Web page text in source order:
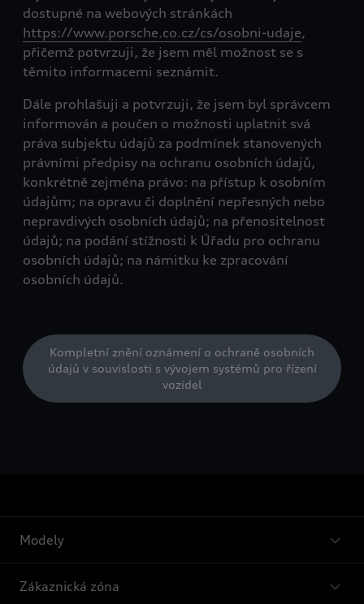
dostupné na webových stránkách
https://www.porsche.co.cz/cs/osobni-udaje,
přičemž potvrzuji, že jsem měl možnost se s
těmito informacemi seznámit.
Dále prohlašuji a potvrzuji, že jsem byl správcem
informován a poučen o možnosti uplatnit svá
práva subjektu údajů za podmínek stanovených
právními předpisy na ochranu osobních údajů,
konkrétně zejména právo: na přístup k osobním
údajům; na opravu či doplnění nepřesných nebo
nepravdivých osobních údajů; na přenositelnost
údajů; na podání stížnosti k Úřadu pro ochranu
osobních údajů; na námitku ke zpracování
osobních údajů.
Kompletní znění oznámení o ochraně osobních
údajů v souvislosti s vývojem systémů pro řízení
vozidel
Modely
Zákaznická zóna